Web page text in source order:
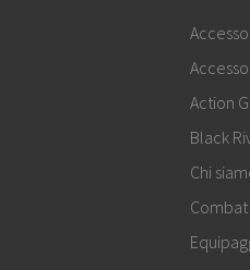
Action
Black
Chi
Combat